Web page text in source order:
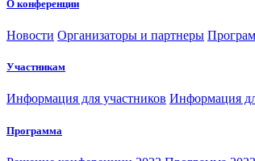
О конференции
Новости Организаторы и партнеры
Участникам
Информация для участников Информация
Программа